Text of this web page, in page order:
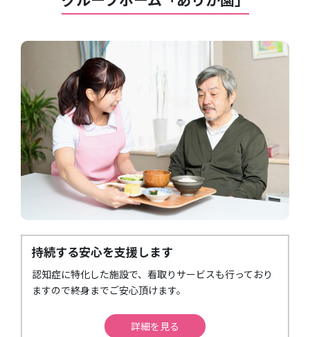
持続する安心を支援します
認知症に特化した施設で、看取りサービスも行っており
ますので終身までご安心頂けます。
詳細を見る